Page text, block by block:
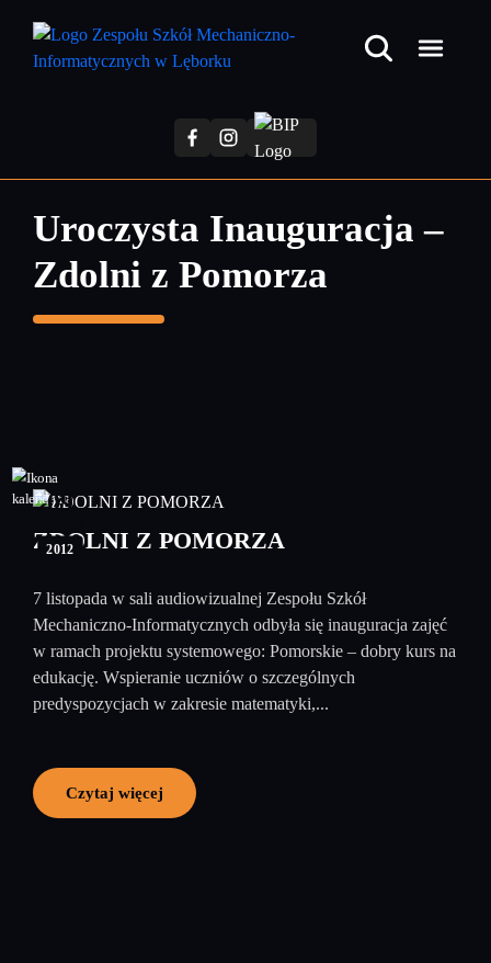
treści
Uroczysta Inauguracja –
Zdolni z Pomorza
09
2012
ZDOLNI Z POMORZA
7 listopada w sali audiowizualnej Zespołu Szkół
Mechaniczno-Informatycznych odbyła się inauguracja zajęć
w ramach projektu systemowego: Pomorskie – dobry kurs na
edukację. Wspieranie uczniów o szczególnych
predyspozycjach w zakresie matematyki,...
Czytaj więcej